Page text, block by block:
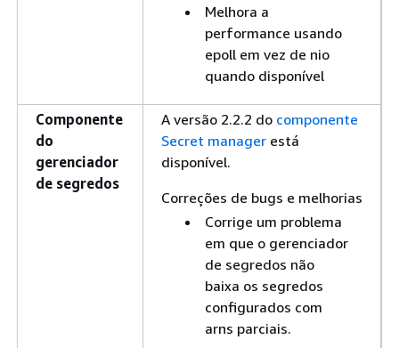
Melhora a
performance usando
epoll em vez de nio
quando disponível
Componente
do
gerenciador
de segredos
A versão 2.2.2 do componente
Secret manager está
disponível.
Correções de bugs e melhorias
Corrige um problema
em que o gerenciador
de segredos não
baixa os segredos
configurados com
arns parciais.